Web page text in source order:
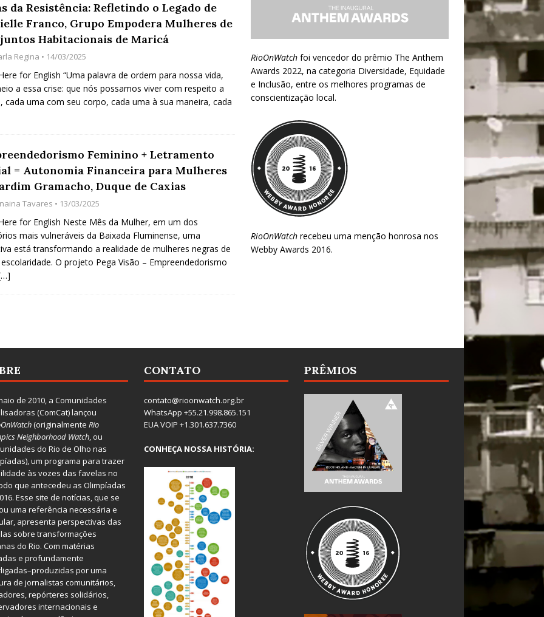
da Resistência: Refletindo o Legado de
Franco, Grupo Empodera Mulheres de
Habitacionais de Maricá
Regina • 14/03/2025
for English “Uma palavra de ordem para nossa vida,
a essa crise: que nós possamos viver com respeito a
cada uma com seu corpo, cada uma à sua maneira, cada
Feminino + Letramento
= Autonomia Financeira para Mulheres
Gramacho, Duque de Caxias
Tavares • 13/03/2025
for English Neste Mês da Mulher, em um dos
mais vulneráveis da Baixada Fluminense, uma
está transformando a realidade de mulheres negras de
O projeto Pega Visão – Empreendedorismo
RioOnWatchfoi vencedor do prêmio The Anthem
Awards 2022, na categoria Diversidade, Equidade
e Inclusão, entre os melhores programas de
conscientização local.
RioOnWatchrecebeu uma menção honrosa nos
Webby Awards 2016.
de 2010, a Comunidades
(ComCat) lançou
(originalmente Rio
Neighborhood Watch, ou
do Rio de Olho nas
um programa para trazer
às vozes das favelas no
que antecedeu as Olimpíadas
Esse site de notícias, que se
uma referência necessária e
apresenta perspectivas das
sobre transformações
do Rio. Com matérias
e profundamente
por uma
de jornalistas comunitários,
repórteres solidários,
internacionais e
CONTATO
contato@rioonwatch.org.br
WhatsApp +55.21.998.865.151
EUA VOIP +1.301.637.7360
CONHEÇA NOSSA HISTÓRIA:
PRÊMIOS